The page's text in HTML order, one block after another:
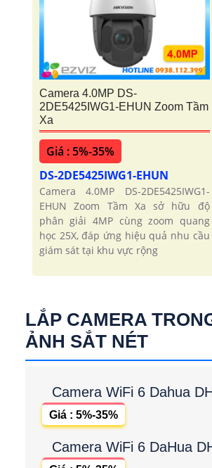
Camera 4.0MP DS-
2DE5425IWG1-EHUN Zoom Tầm
Xa
Giá : 5%-35%
DS-2DE5425IWG1-EHUN
Camera 4.0MP DS-2DE5425IWG1-
EHUN Zoom Tầm Xa sở hữu độ
phân giải 4MP cùng zoom quang
học 25X, đáp ứng hiệu quả nhu cầu
giám sát tại khu vực rộng
LẮP CAMERA
ẢNH SẮT NÉT
Camera WiFi 6 Dahua
Giá : 5%-35%
Camera WiFi 6 DaHua